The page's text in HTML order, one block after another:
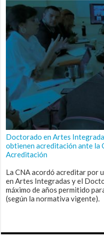
Doctorado en Artes
obtienen acreditación ante la
Acreditación
La CNA acordó acreditar por
en Artes Integradas y el
máximo de años permitido
(según la normativa vigente).